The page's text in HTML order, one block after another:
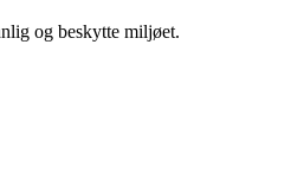
og beskytte miljøet.